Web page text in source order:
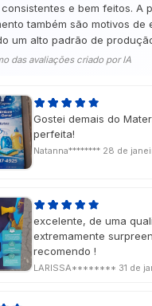
e bem feitos. A
também são motivos de
um alto padrão de
das avaliações criado por IA
Gostei demais do
perfeita!
Natanna******** 28 de
excelente, de uma
extremamente
recomendo !
LARISSA******** 31 de